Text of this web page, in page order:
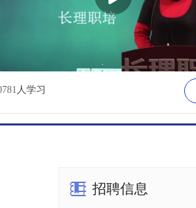
人学习
招聘信息